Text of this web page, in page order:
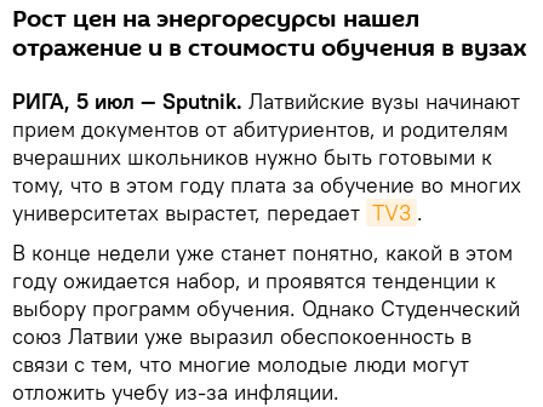
Рост цен на энергоресурсы нашел
отражение и в стоимости обучения в вузах
РИГА, 5 июл — Sputnik. Латвийские вузы начинают
прием документов от абитуриентов, и родителям
вчерашних школьников нужно быть готовыми к
тому, что в этом году плата за обучение во многих
университетах вырастет, передает TV3 .
В конце недели уже станет понятно, какой в этом
году ожидается набор, и проявятся тенденции к
выбору программ обучения. Однако Студенческий
союз Латвии уже выразил обеспокоенность в
связи с тем, что многие молодые люди могут
отложить учебу из-за инфляции.